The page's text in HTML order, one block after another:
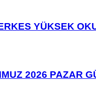
YÜKSEK
2026 PAZAR